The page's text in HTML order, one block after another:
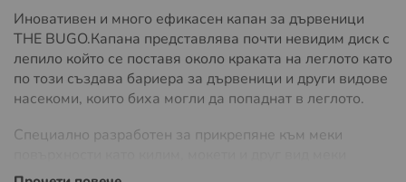
Иновативен и много ефикасен капан за дървеници
THE BUGO.Капана представлява почти невидим диск с
лепило който се поставя около краката на леглото като
по този създава бариера за дървеници и други видове
насекоми, които биха могли да попаднат в леглото.
Специално разработен за прикрепяне към меки
повърхности. Капана улавя дървениците веднага щом